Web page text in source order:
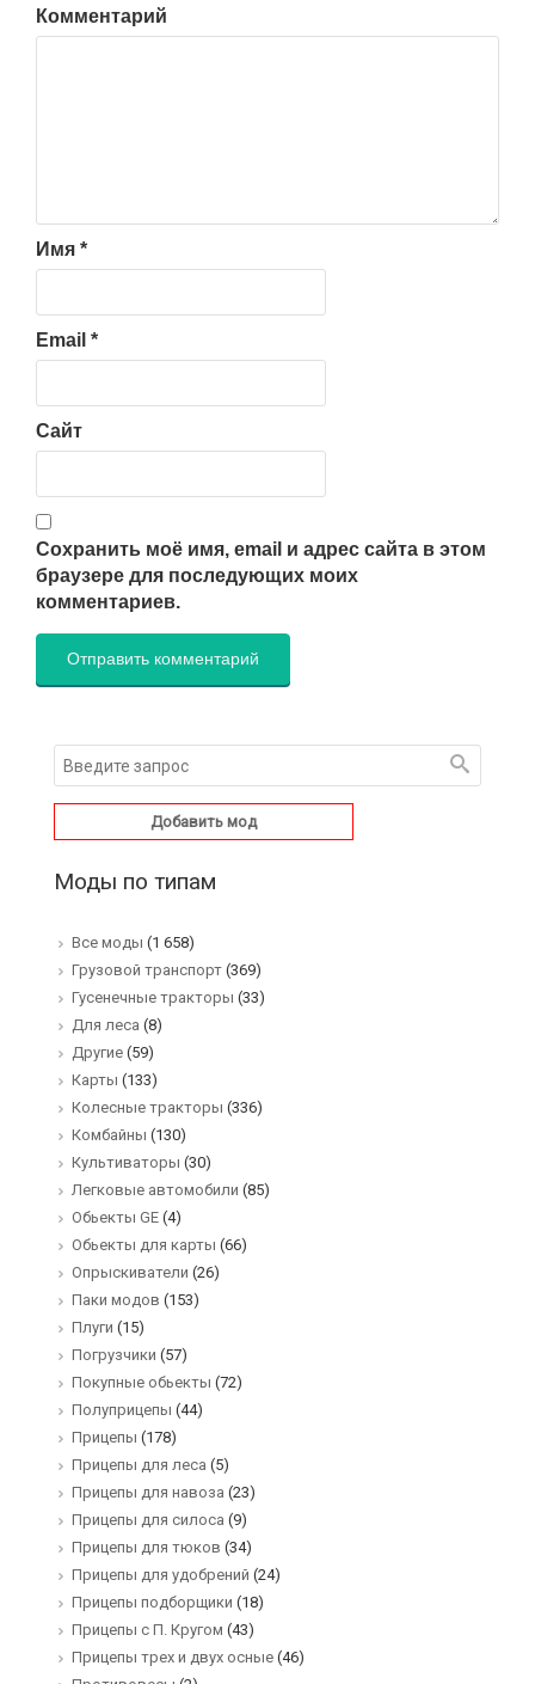
Комментарий
Имя *
Email *
Сайт
Сохранить моё имя, email и адрес сайта в этом
браузере для последующих моих
комментариев.
Добавить мод
Моды по типам
Все моды (1 658)
Грузовой транспорт (369)
Гусенечные тракторы (33)
Для леса (8)
Другие (59)
Карты (133)
Колесные тракторы (336)
Комбайны (130)
Культиваторы (30)
Легковые автомобили (85)
Обьекты GE (4)
Обьекты для карты (66)
Опрыскиватели (26)
Паки модов (153)
Плуги (15)
Погрузчики (57)
Покупные обьекты (72)
Полуприцепы (44)
Прицепы (178)
Прицепы для леса (5)
Прицепы для навоза (23)
Прицепы для силоса (9)
Прицепы для тюков (34)
Прицепы для удобрений (24)
Прицепы подборщики (18)
Прицепы с П. Кругом (43)
Прицепы трех и двух осные (46)